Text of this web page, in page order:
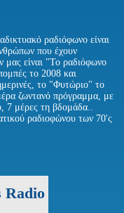
ραδιόφωνο είναι
που έχουν
μας είναι "Το ραδιόφωνο
το 2008 και
το "Φυτώριο" το
ζωντανό πρόγραμμα, με
7 μέρες τη βδομάδα..
ραδιοφώνου των 70'ς
Radio